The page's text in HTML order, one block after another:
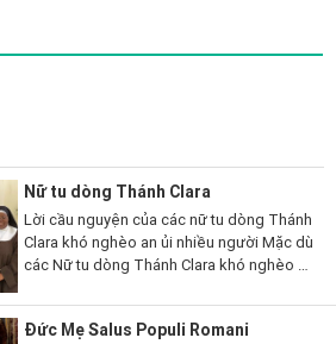
Nữ tu dòng Thánh Clara
Lời cầu nguyện của các nữ tu dòng Thánh
Clara khó nghèo an ủi nhiều người Mặc dù
các Nữ tu dòng Thánh Clara khó nghèo ở
ngoài hầu như không gặp thấy...
Đức Mẹ Salus Populi Romani